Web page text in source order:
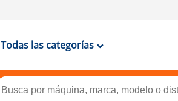
Todas las categorías